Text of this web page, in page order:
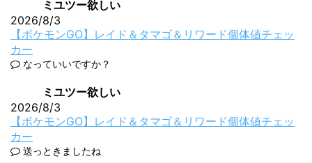
ミユツー欲しい
2026/8/3
【ポケモンGO】レイド＆タマゴ＆リワード個体値チェッ
カー
なっていいですか？
ミユツー欲しい
2026/8/3
【ポケモンGO】レイド＆タマゴ＆リワード個体値チェッ
カー
送っときましたね